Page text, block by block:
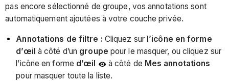
pas encore sélectionné de groupe, vos annotations sont
automatiquement ajoutées à votre couche privée.
Annotations de filtre : Cliquez sur l’icône en forme
d’œil à côté d’un groupe pour le masquer, ou cliquez sur
l’icône en forme d’œil à côté de Mes annotations
pour masquer toute la liste.